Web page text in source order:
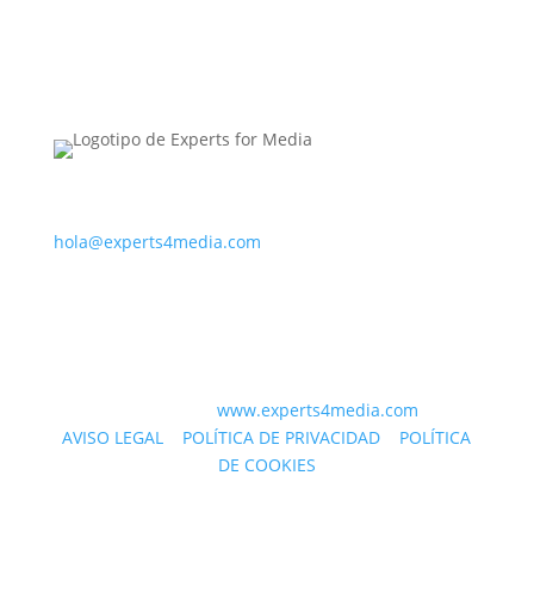
hola@experts4media.com
© 2023 WEBwww.experts4media.com
AVISO LEGAL
POLÍTICA DE PRIVACIDAD
POLÍTICA
DE COOKIES